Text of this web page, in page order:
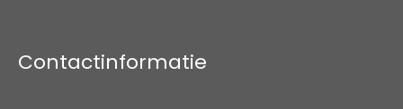
Contactinformatie